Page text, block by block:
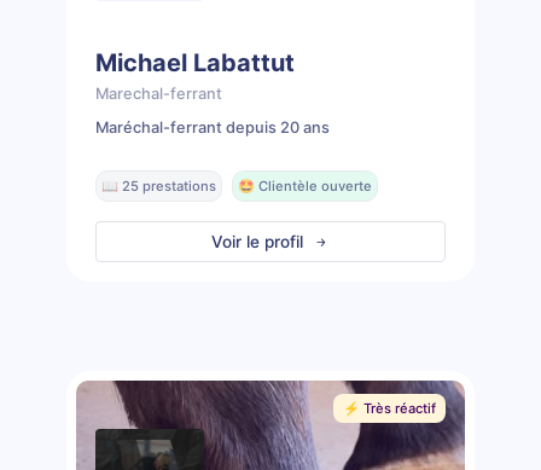
Michael Labattut
Marechal-ferrant
Maréchal-ferrant depuis 20 ans
📖 25 prestations 🤩 Clientèle ouverte
Voir le profil
⚡️ Très réactif